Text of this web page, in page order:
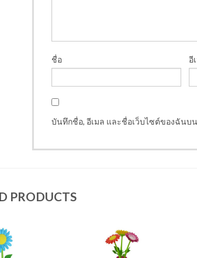
ชื่อ อี
บันทึกชื่อ, อีเมล และชื่อเว็บไซต์ของฉันบ
PRODUCTS